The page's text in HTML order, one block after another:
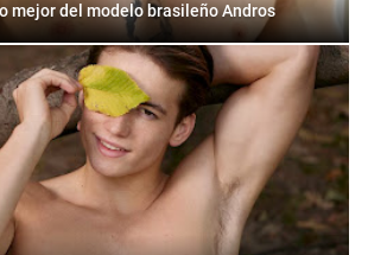
mejor del modelo brasileño Andros